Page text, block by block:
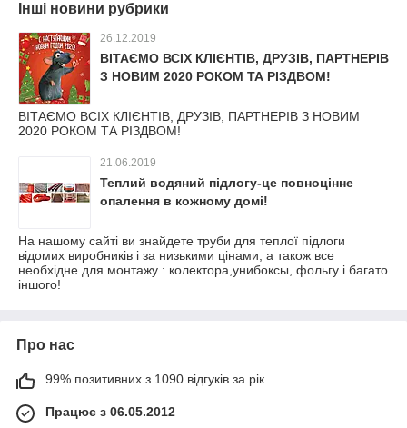
Інші новини рубрики
26.12.2019
ВІТАЄМО ВСІХ КЛІЄНТІВ, ДРУЗІВ, ПАРТНЕРІВ
З НОВИМ 2020 РОКОМ ТА РІЗДВОМ!
ВІТАЄМО ВСІХ КЛІЄНТІВ, ДРУЗІВ, ПАРТНЕРІВ З НОВИМ
2020 РОКОМ ТА РІЗДВОМ!
21.06.2019
Теплий водяний підлогу-це повноцінне
опалення в кожному домі!
На нашому сайті ви знайдете труби для теплої підлоги
відомих виробників і за низькими цінами, а також все
необхідне для монтажу : колектора,унибоксы, фольгу і багато
іншого!
Про нас
99% позитивних з 1090 відгуків за рік
Працює з 06.05.2012